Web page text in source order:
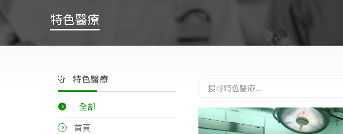
特色醫療
特色醫療
全部
首頁